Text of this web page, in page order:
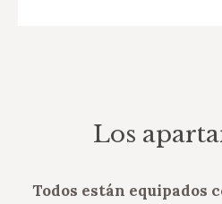
Los
Todos están equipados